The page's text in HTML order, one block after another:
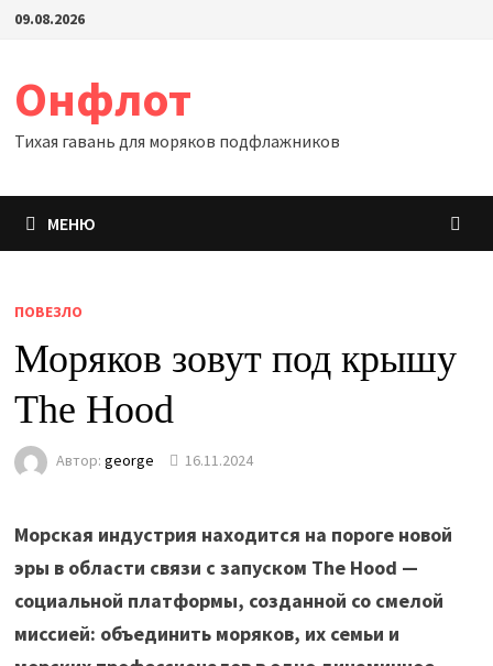
Перейти
09.08.2026
Онфлот
Тихая гавань для моряков подфлажников
МЕНЮ
ПОВЕЗЛО
Моряков зовут под крышу
The Hood
Автор: george 16.11.2024
Морская индустрия находится на пороге новой
эры в области связи с запуском The Hood —
социальной платформы, созданной со смелой
миссией: объединить моряков, их семьи и